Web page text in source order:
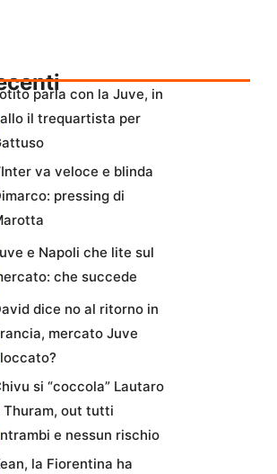
parla con la Juve, in
il trequartista per
va veloce e blinda
pressing di
e Napoli che lite sul
che succede
dice no al ritorno in
mercato Juve
si “coccola” Lautaro
Thuram, out tutti
e nessun rischio
la Fiorentina ha